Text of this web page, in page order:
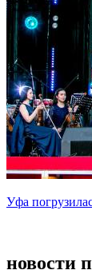
Уфа
новости